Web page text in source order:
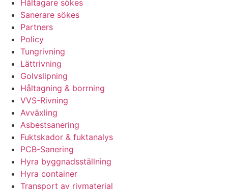
Håltagare sökes
Sanerare sökes
Partners
Policy
Tungrivning
Lättrivning
Golvslipning
Håltagning & borrning
VVS-Rivning
Avväxling
Asbestsanering
Fuktskador & fuktanalys
PCB-Sanering
Hyra byggnadsställning
Hyra container
Transport av rivmaterial